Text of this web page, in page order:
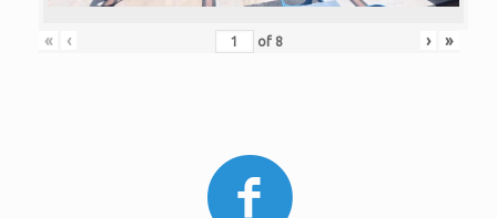
« ‹ of 8 › »